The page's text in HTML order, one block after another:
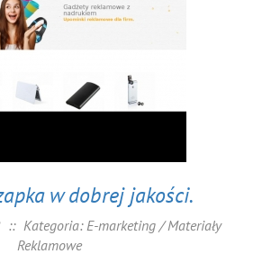
w dobrej jakości.
:: Kategoria: E-marketing / Materiały
Reklamowe